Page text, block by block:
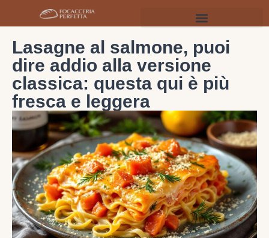
Lasagne al salmone, puoi
dire addio alla versione
classica: questa qui è più
fresca e leggera